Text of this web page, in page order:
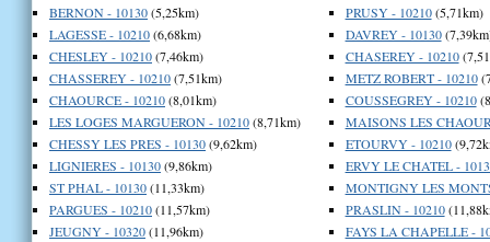
BERNON - 10130(5,25km)
LAGESSE - 10210(6,68km)
CHESLEY - 10210(7,46km)
CHASSEREY - 10210(7,51km)
CHAOURCE - 10210(8,01km)
LES LOGES MARGUERON - 10210(8,71km)
CHESSY LES PRES - 10130(9,62km)
LIGNIERES - 10130(9,86km)
ST PHAL - 10130(11,33km)
PARGUES - 10210(11,57km)
JEUGNY - 10320(11,96km)
PRUSY - 10210(5,71km)
DAVREY - 10130
CHASEREY - 10210
METZ ROBERT - 10210
COUSSEGREY - 10210
MAISONS LES
ETOURVY - 10210
ERVY LE CHATEL -
MONTIGNY LES
PRASLIN - 10210
FAYS LA CHAPELLE -